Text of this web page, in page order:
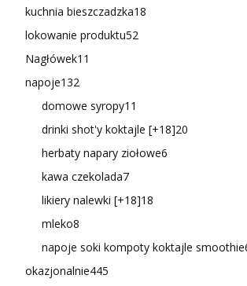
kuchnia bieszczadzka18
lokowanie produktu52
Nagłówek11
napoje132
domowe syropy11
drinki shot'y koktajle [+18]20
herbaty napary ziołowe6
kawa czekolada7
likiery nalewki [+18]18
mleko8
napoje soki kompoty koktajle smoothie
okazjonalnie445